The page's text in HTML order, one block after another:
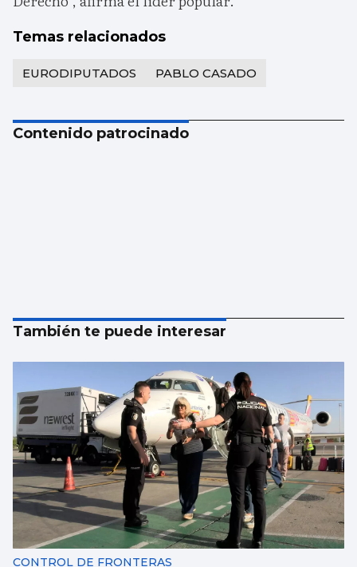
Temas relacionados
EURODIPUTADOS PABLO CASADO
Contenido patrocinado
También te puede interesar
CONTROL DE FRONTERAS